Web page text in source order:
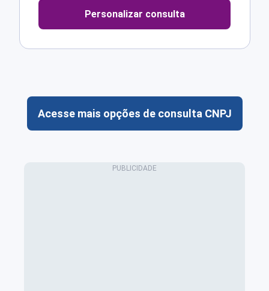
Personalizar consulta
Acesse mais opções de consulta CNPJ